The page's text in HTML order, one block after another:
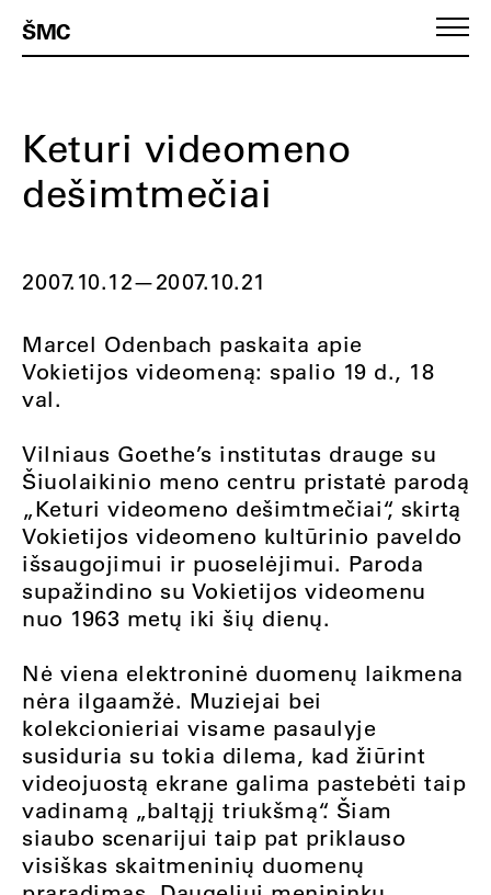
ŠMC
Keturi videomeno
dešimtmečiai
2007.10.12—2007.10.21
Marcel Odenbach paskaita apie
Vokietijos videomeną: spalio 19 d., 18
val.
Vilniaus Goethe’s institutas drauge su
Šiuolaikinio meno centru pristatė parodą
„Keturi videomeno dešimtmečiai“, skirtą
Vokietijos videomeno kultūrinio paveldo
išsaugojimui ir puoselėjimui. Paroda
supažindino su Vokietijos videomenu
nuo 1963 metų iki šių dienų.
Nė viena elektroninė duomenų laikmena
nėra ilgaamžė. Muziejai bei
kolekcionieriai visame pasaulyje
susiduria su tokia dilema, kad žiūrint
videojuostą ekrane galima pastebėti taip
vadinamą „baltąjį triukšmą“. Šiam
siaubo scenarijui taip pat priklauso
visiškas skaitmeninių duomenų